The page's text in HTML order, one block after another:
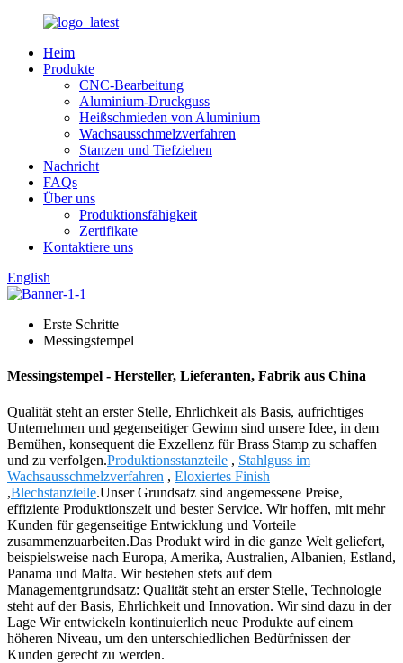
Heim
Produkte
CNC-Bearbeitung
Aluminium-Druckguss
Heißschmieden von Aluminium
Wachsausschmelzverfahren
Stanzen und Tiefziehen
Nachricht
FAQs
Über uns
Produktionsfähigkeit
Zertifikate
Kontaktiere uns
English
Erste Schritte
Messingstempel
Messingstempel - Hersteller, Lieferanten, Fabrik aus China
Qualität steht an erster Stelle, Ehrlichkeit als Basis, aufrichtiges
Unternehmen und gegenseitiger Gewinn sind unsere Idee, in dem
Bemühen, konsequent die Exzellenz für Brass Stamp zu schaffen
und zu verfolgen.Produktionsstanzteile , Stahlguss im
Wachsausschmelzverfahren , Eloxiertes Finish
,Blechstanzteile.Unser Grundsatz sind angemessene Preise,
effiziente Produktionszeit und bester Service. Wir hoffen, mit mehr
Kunden für gegenseitige Entwicklung und Vorteile
zusammenzuarbeiten.Das Produkt wird in die ganze Welt geliefert,
beispielsweise nach Europa, Amerika, Australien, Albanien, Estland,
Panama und Malta. Wir bestehen stets auf dem
Managementgrundsatz: Qualität steht an erster Stelle, Technologie
steht auf der Basis, Ehrlichkeit und Innovation. Wir sind dazu in der
Lage Wir entwickeln kontinuierlich neue Produkte auf einem
höheren Niveau, um den unterschiedlichen Bedürfnissen der
Kunden gerecht zu werden.